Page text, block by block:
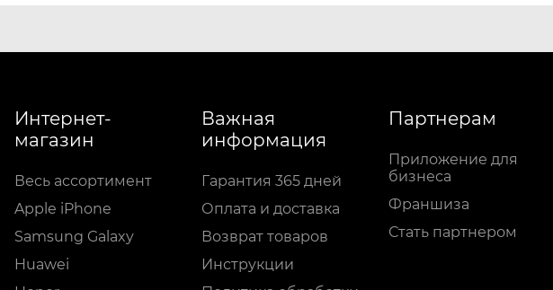
Интернет-
магазин
Весь ассортимент
Apple iPhone
Samsung Galaxy
Huawei
Важная
информация
Гарантия 365 дней
Оплата и доставка
Возврат товаров
Инструкции
Партнерам
Приложение для
бизнеса
Франшиза
Стать партнером